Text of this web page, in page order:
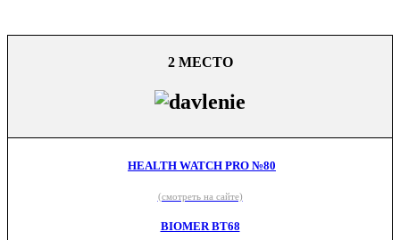
2 МЕСТО
HEALTH WATCH PRO №80
(смотреть на сайте)
BIOMER BT68